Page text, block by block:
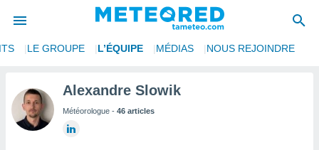
de
a
LE GROUPE L’ÉQUIPE MÉDIAS NOUS REJOINDRE
Alexandre Slowik
Météorologue - 46 articles